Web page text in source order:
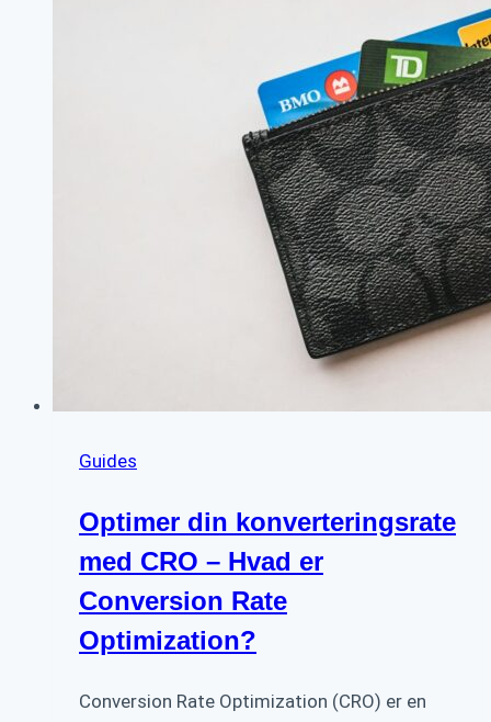
Guides
Optimer din konverteringsrate
med CRO – Hvad er
Conversion Rate
Optimization?
Conversion Rate Optimization (CRO) er en